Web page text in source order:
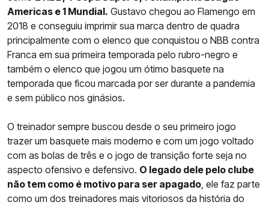
Americas e 1 Mundial. Gustavo chegou ao Flamengo em
2018 e conseguiu imprimir sua marca dentro de quadra
principalmente com o elenco que conquistou o NBB contra
Franca em sua primeira temporada pelo rubro-negro e
também o elenco que jogou um ótimo basquete na
temporada que ficou marcada por ser durante a pandemia
e sem público nos ginásios.
O treinador sempre buscou desde o seu primeiro jogo
trazer um basquete mais moderno e com um jogo voltado
com as bolas de três e o jogo de transição forte seja no
aspecto ofensivo e defensivo. O legado dele pelo clube
não tem como é motivo para ser apagado , ele faz parte
como um dos treinadores mais vitoriosos da história do